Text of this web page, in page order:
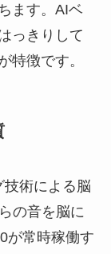
ます。AIベ
っきりして
特徴です。
術による脳
の音を脳に
が常時稼働す